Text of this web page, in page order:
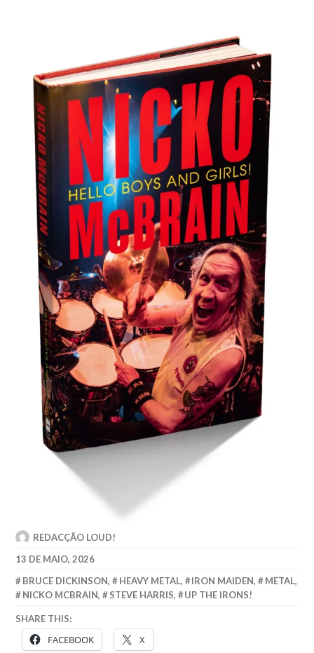
REDACÇÃO LOUD!
13 DE MAIO, 2026
BRUCE DICKINSON, HEAVY METAL, IRON MAIDEN, METAL,
NICKO MCBRAIN, STEVE HARRIS, UP THE IRONS!
SHARE THIS:
FACEBOOK X